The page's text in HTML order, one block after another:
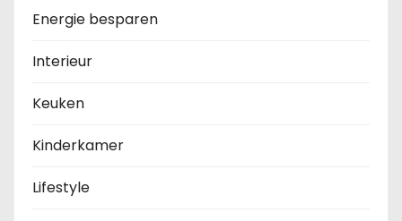
Energie besparen
Interieur
Keuken
Kinderkamer
Lifestyle